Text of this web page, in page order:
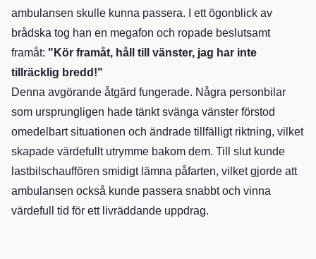
ambulansen skulle kunna passera. I ett ögonblick av
brådska tog han en megafon och ropade beslutsamt
framåt: "Kör framåt, håll till vänster, jag har inte
tillräcklig bredd!"
Denna avgörande åtgärd fungerade. Några personbilar
som ursprungligen hade tänkt svänga vänster förstod
omedelbart situationen och ändrade tillfälligt riktning, vilket
skapade värdefullt utrymme bakom dem. Till slut kunde
lastbilschauffören smidigt lämna påfarten, vilket gjorde att
ambulansen också kunde passera snabbt och vinna
värdefull tid för ett livräddande uppdrag.